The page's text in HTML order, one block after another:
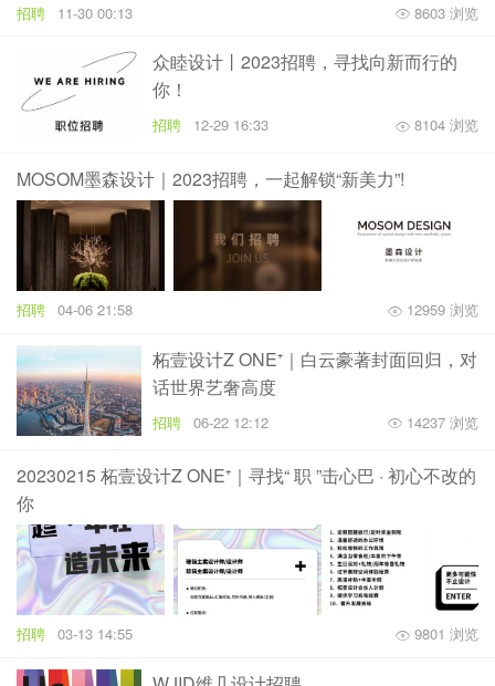
招聘 11-30 00:13 8603 浏览
众睦设计丨2023招聘，寻找向新而行的
你！
招聘 12-29 16:33 8104 浏览
MOSOM墨森设计｜2023招聘，一起解锁“新美力”!
招聘 04-06 21:58 12959 浏览
柘壹设计Z ONE⁺｜白云豪著封面回归，对
话世界艺奢高度
招聘 06-22 12:12 14237 浏览
20230215 柘壹设计Z ONE⁺｜寻找“ 职 ”击心巴 · 初心不改的
你
招聘 03-13 14:55 9801 浏览